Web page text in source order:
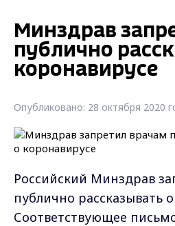
Минздрав
публично
коронавирусе
Опубликовано: 28 октября 2020
Российский Минздрав
публично рассказывать
Соответствующее